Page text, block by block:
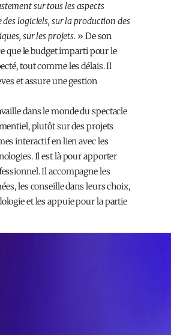
sur tous les aspects
des logiciels, sur la production des
sur les projets. » De son
que le budget imparti pour le
tout comme les délais. Il
et assure une gestion
dans le monde du spectacle
plutôt sur des projets
interactif en lien avec les
Il est là pour apporter
Il accompagne les
les conseille dans leurs choix,
et les appuie pour la partie